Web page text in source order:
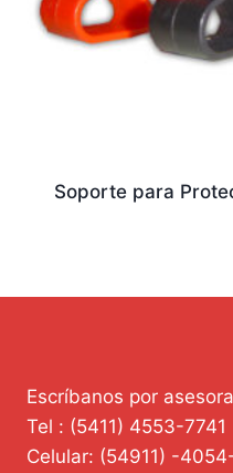
Soporte para
Escríbanos por
Tel : (5411) 4553-7741
Celular: (54911) -